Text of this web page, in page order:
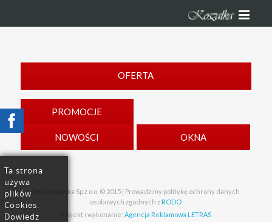
OFERTA
PROMOCJE
NOWOŚCI OKNA
PHU Koszałka Sp.z o.o. © 2015 | Prowadzimy politykę ochrony danych
osobowych zgodnych z RODO
Projekt i wykonanie: Agencja Reklamowa LETRAS
Ta strona
używa
plików
Cookies.
Dowiedz